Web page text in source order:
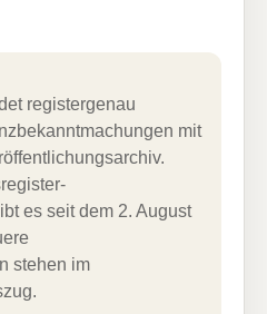
registergenau
mit
es seit dem 2. August
stehen im